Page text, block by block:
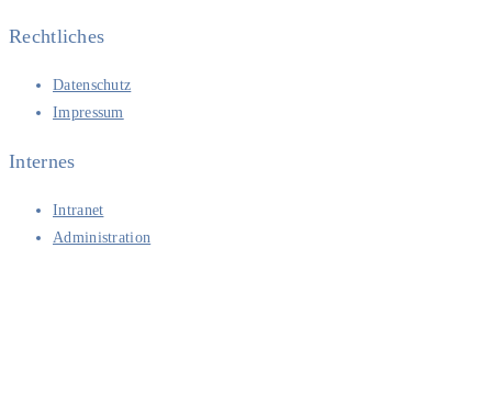
Rechtliches
Datenschutz
Impressum
Internes
Intranet
Administration